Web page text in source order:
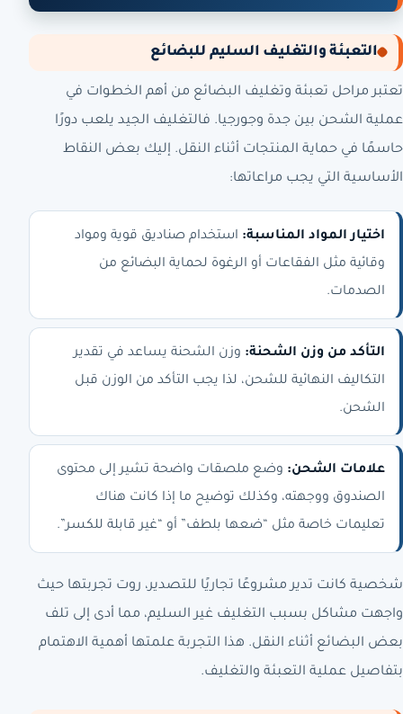
التعبئة والتغليف السليم للبضائع
تعتبر مراحل تعبئة وتغليف البضائع من أهم الخطوات في
عملية الشحن بين جدة وجورجيا. فالتغليف الجيد يلعب دورًا
حاسمًا في حماية المنتجات أثناء النقل. إليك بعض النقاط
الأساسية التي يجب مراعاتها:
اختيار المواد المناسبة: استخدام صناديق قوية ومواد
وقائية مثل الفقاعات أو الرغوة لحماية البضائع من
الصدمات.
التأكد من وزن الشحنة: وزن الشحنة يساعد في تقدير
التكاليف النهائية للشحن، لذا يجب التأكد من الوزن قبل
الشحن.
علامات الشحن: وضع ملصقات واضحة تشير إلى محتوى
الصندوق ووجهته، وكذلك توضيح ما إذا كانت هناك
تعليمات خاصة مثل “ضعها بلطف” أو “غير قابلة للكسر”.
شخصية كانت تدير مشروعًا تجاريًا للتصدير، روت تجربتها حيث
واجهت مشاكل بسبب التغليف غير السليم، مما أدى إلى تلف
بعض البضائع أثناء النقل. هذا التجربة علمتها أهمية الاهتمام
بتفاصيل عملية التعبئة والتغليف.